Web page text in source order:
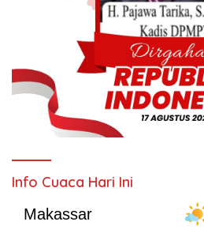
Info Cuaca Hari Ini
Makassar